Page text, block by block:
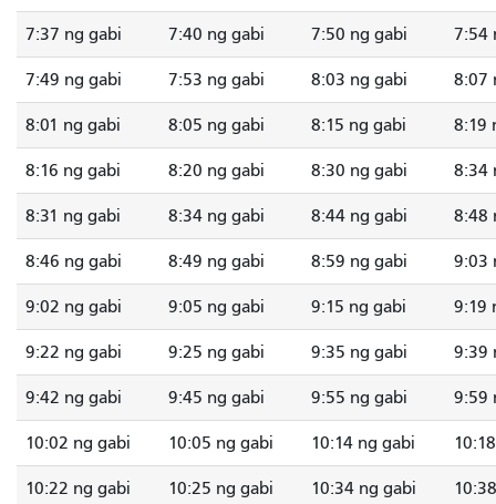
7:37 ng gabi 7:40 ng gabi 7:50 ng gabi 7:54
7:49 ng gabi 7:53 ng gabi 8:03 ng gabi 8:07
8:01 ng gabi 8:05 ng gabi 8:15 ng gabi 8:19
8:16 ng gabi 8:20 ng gabi 8:30 ng gabi 8:34
8:31 ng gabi 8:34 ng gabi 8:44 ng gabi 8:48
8:46 ng gabi 8:49 ng gabi 8:59 ng gabi 9:03
9:02 ng gabi 9:05 ng gabi 9:15 ng gabi 9:19
9:22 ng gabi 9:25 ng gabi 9:35 ng gabi 9:39
9:42 ng gabi 9:45 ng gabi 9:55 ng gabi 9:59
10:02 ng gabi 10:05 ng gabi 10:14 ng gabi
10:22 ng gabi 10:25 ng gabi 10:34 ng gabi